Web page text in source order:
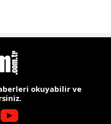
okuyabilir ve